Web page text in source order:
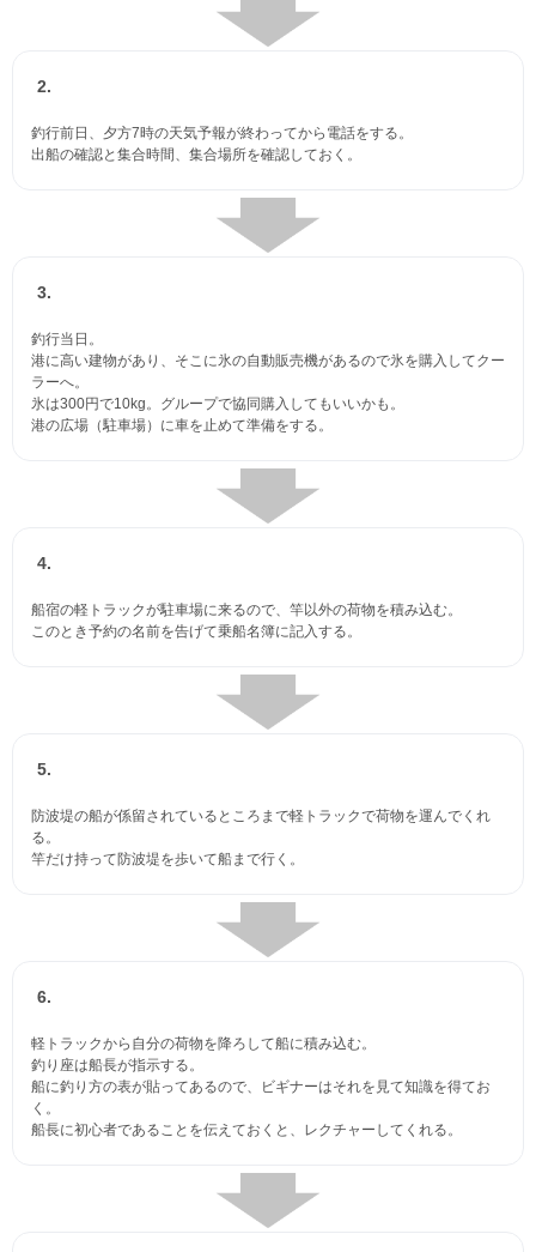
2.
釣行前日、夕方7時の天気予報が終わってから電話をする。
出船の確認と集合時間、集合場所を確認しておく。
3.
釣行当日。
港に高い建物があり、そこに氷の自動販売機があるので氷を購入してクー
ラーへ。
氷は300円で10kg。グループで協同購入してもいいかも。
港の広場（駐車場）に車を止めて準備をする。
4.
船宿の軽トラックが駐車場に来るので、竿以外の荷物を積み込む。
このとき予約の名前を告げて乗船名簿に記入する。
5.
防波堤の船が係留されているところまで軽トラックで荷物を運んでくれ
る。
竿だけ持って防波堤を歩いて船まで行く。
6.
軽トラックから自分の荷物を降ろして船に積み込む。
釣り座は船長が指示する。
船に釣り方の表が貼ってあるので、ビギナーはそれを見て知識を得てお
く。
船長に初心者であることを伝えておくと、レクチャーしてくれる。